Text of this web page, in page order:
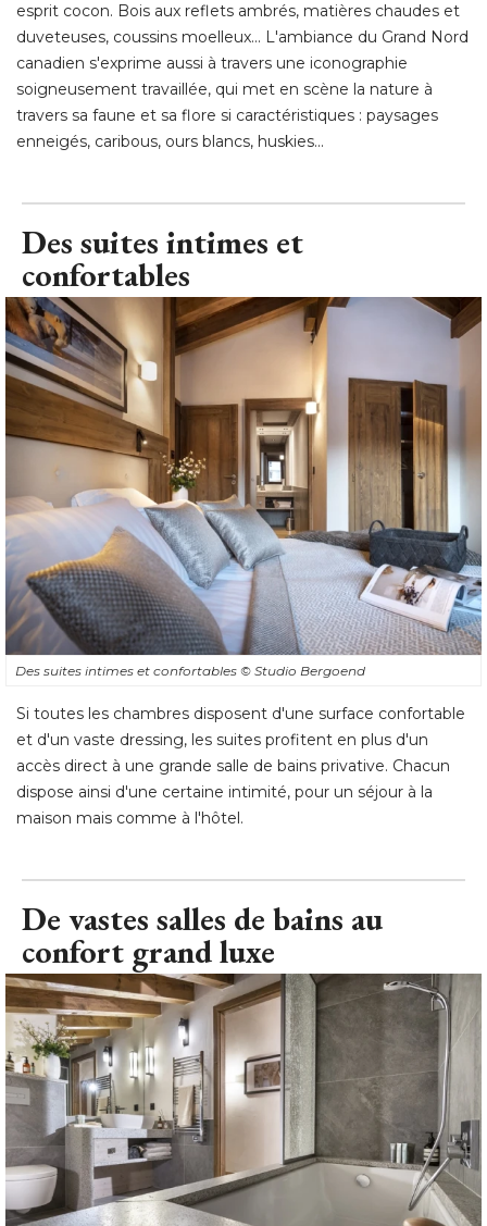
esprit cocon. Bois aux reflets ambrés, matières chaudes et
duveteuses, coussins moelleux... L'ambiance du Grand Nord
canadien s'exprime aussi à travers une iconographie
soigneusement travaillée, qui met en scène la nature à
travers sa faune et sa flore si caractéristiques : paysages
enneigés, caribous, ours blancs, huskies...
Des suites intimes et
confortables
Des suites intimes et confortables © Studio Bergoend
Si toutes les chambres disposent d'une surface confortable
et d'un vaste dressing, les suites profitent en plus d'un
accès direct à une grande salle de bains privative. Chacun
dispose ainsi d'une certaine intimité, pour un séjour à la
maison mais comme à l'hôtel.
De vastes salles de bains au
confort grand luxe